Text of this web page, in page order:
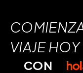
VIAJE HOY
CON